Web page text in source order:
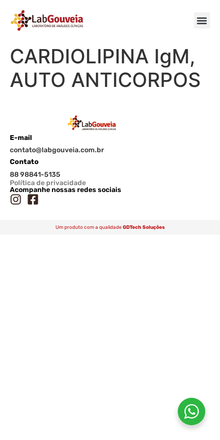
CARDIOLIPINA IgM,
AUTO ANTICORPOS
E-mail
contato@labgouveia.com.br
Contato
88 98841-5135
Política de privacidade
Acompanhe nossas redes sociais
Um produto com a qualidade GDTech Soluções